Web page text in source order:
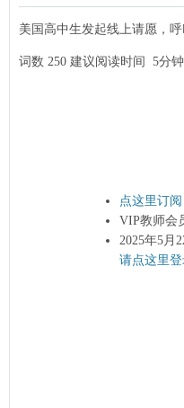
美国高中生发起线上请愿，
词数 250 建议阅读时间 5分钟
点这里订阅
VIP教师会
2025年5月
请点这里